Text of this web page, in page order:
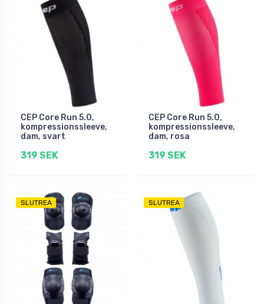
CEP Core Run 5.0,
kompressionssleeve,
dam, svart
319 SEK
CEP Core Run 5.0,
kompressionssleeve,
dam, rosa
319 SEK
SLUTREA SLUTREA